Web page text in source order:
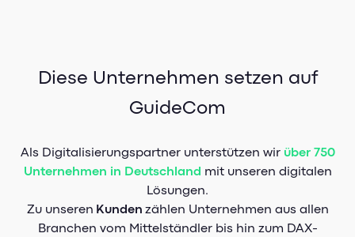
Diese Unternehmen setzen auf
GuideCom
Als Digitalisierungspartner unterstützen wir über 750
Unternehmen in Deutschland mit unseren digitalen
Lösungen.
Zu unseren Kunden zählen Unternehmen aus allen
Branchen vom Mittelständler bis hin zum DAX-